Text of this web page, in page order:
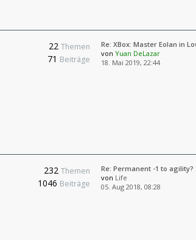
22 Themen
71 Beiträge
Re: XBox: Master Eolan in
von Yuan DeLazar
18. Mai 2019, 22:44
232 Themen
1046 Beiträge
Re: Permanent -1 to agility?
von Life
05. Aug 2018, 08:28